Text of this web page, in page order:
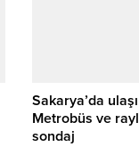
Sakarya’da
Metrobüs ve
sondaj